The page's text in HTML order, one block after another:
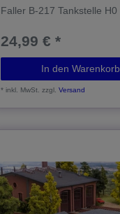
Faller B-217 Tankstelle H0
24,99 € *
In den Warenkorb
*inkl. MwSt. zzgl.Versand